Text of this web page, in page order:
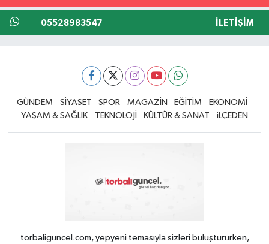
05528983547 İLETIŞIM
GÜNDEM SİYASET SPOR MAGAZİN EĞİTİM
EKONOMİ
YAŞAM & SAĞLIK
TEKNOLOJİ KÜLTÜR & SANAT iLÇEDEN
torbaliguncel.com, yepyeni temasıyla sizleri buluştururken,